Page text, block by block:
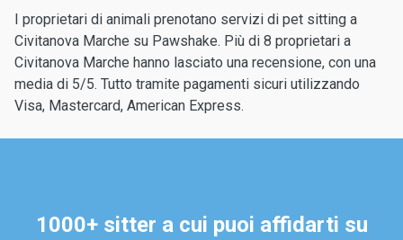
I proprietari di animali prenotano servizi di pet sitting a
Civitanova Marche su Pawshake. Più di 8 proprietari a
Civitanova Marche hanno lasciato una recensione, con una
media di 5/5. Tutto tramite pagamenti sicuri utilizzando
Visa, Mastercard, American Express.
1000+ sitter a cui puoi affidarti su